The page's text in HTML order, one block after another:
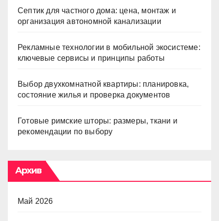
Септик для частного дома: цена, монтаж и
организация автономной канализации
Рекламные технологии в мобильной экосистеме:
ключевые сервисы и принципы работы
Выбор двухкомнатной квартиры: планировка,
состояние жилья и проверка документов
Готовые римские шторы: размеры, ткани и
рекомендации по выбору
Архив
Май 2026